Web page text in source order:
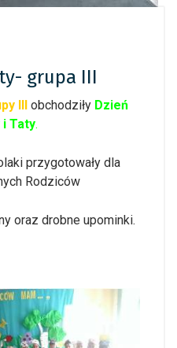
grupa III
III obchodziły Dzień
i Taty.
przygotowały dla
Rodziców
oraz drobne upominki.